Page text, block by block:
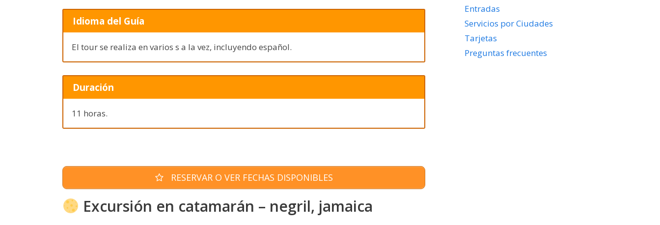
Idioma del Guía
El tour se realiza en varios s a la vez, incluyendo español.
Duración
11 horas.
RESERVAR O VER FECHAS DISPONIBLES
Excursión en catamarán – negril, jamaica
Entradas
Servicios por Ciudades
Tarjetas
Preguntas frecuentes